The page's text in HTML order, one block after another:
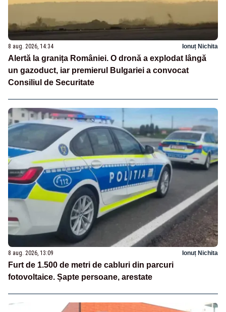
8 aug. 2026, 14:34 Ionuț Nichita
Alertă la granița României. O dronă a explodat lângă
un gazoduct, iar premierul Bulgariei a convocat
Consiliul de Securitate
8 aug. 2026, 13:09 Ionuț Nichita
Furt de 1.500 de metri de cabluri din parcuri
fotovoltaice. Șapte persoane, arestate